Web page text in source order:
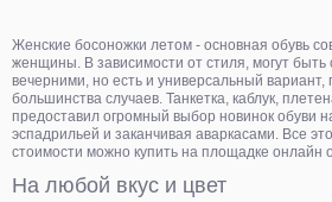
Женские босоножки летом - основная обувь
женщины. В зависимости от стиля, могут
вечерними, но есть и универсальный
большинства случаев. Танкетка, каблук,
предоставил огромный выбор новинок обуви
эспадрильей и заканчивая аваркасами. Все
стоимости можно купить на площадке онлайн
На любой вкус и цвет